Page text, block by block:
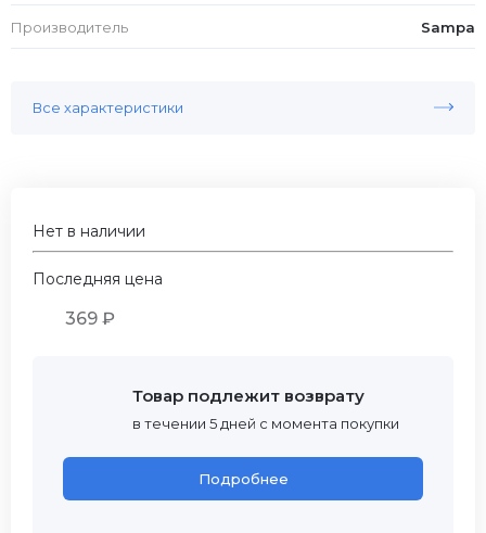
Производитель Sampa
Все характеристики
Нет в наличии
Последняя цена
369 ₽
Товар подлежит возврату
в течении 5 дней с момента покупки
Подробнее